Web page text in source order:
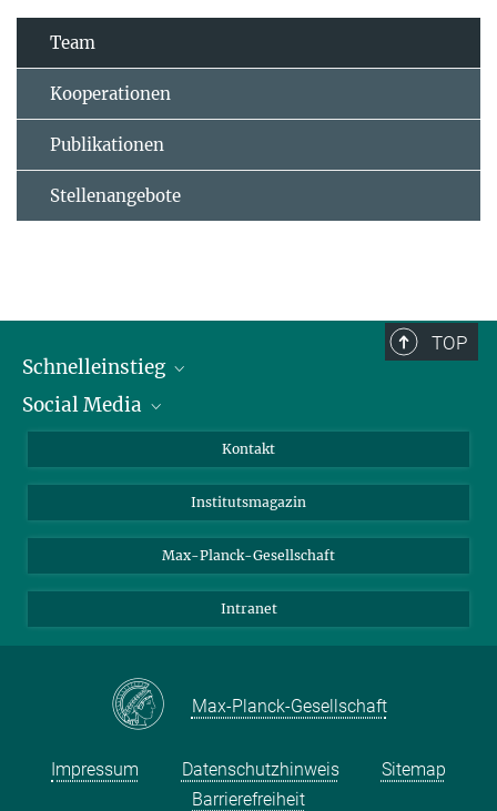
Team
Kooperationen
Publikationen
Stellenangebote
TOP
Schnelleinstieg
Alumni
Fördernde
Schulen
Studierende
Social Media
Bluesky
Facebook
YouTube
Kontakt
Institutsmagazin
Max-Planck-Gesellschaft
Intranet
Max-Planck-Gesellschaft
Impressum Datenschutzhinweis
Sitemap
Barrierefreiheit